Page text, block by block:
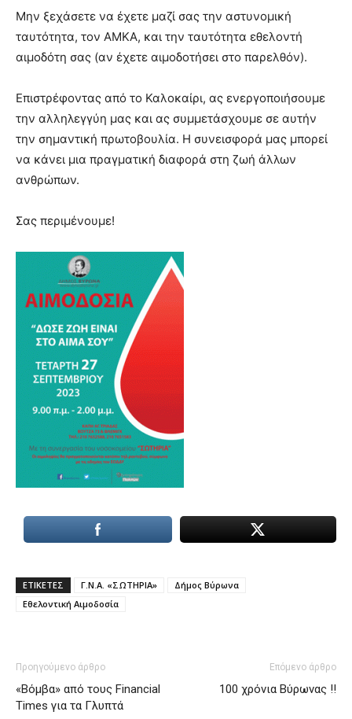
Μην ξεχάσετε να έχετε μαζί σας την αστυνομική
ταυτότητα, τον ΑΜΚΑ, και την ταυτότητα εθελοντή
αιμοδότη σας (αν έχετε αιμοδοτήσει στο παρελθόν).
Επιστρέφοντας από το Καλοκαίρι, ας ενεργοποιήσουμε
την αλληλεγγύη μας και ας συμμετάσχουμε σε αυτήν
την σημαντική πρωτοβουλία. Η συνεισφορά μας μπορεί
να κάνει μια πραγματική διαφορά στη ζωή άλλων
ανθρώπων.
Σας περιμένουμε!
ΕΤΙΚΕΤΕΣ Γ.Ν.Α. «ΣΩΤΗΡΙΑ»
Δήμος Βύρωνα
Εθελοντική Αιμοδοσία
Προηγούμενο άρθρο
«Βόμβα» από τους Financial
Τimes για τα Γλυπτά
Επόμενο άρθρο
100 χρόνια Βύρωνας !!